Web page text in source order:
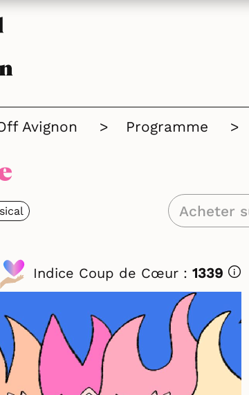
Avignon > Programme >
Acheter
Indice Coup de Cœur : 1339